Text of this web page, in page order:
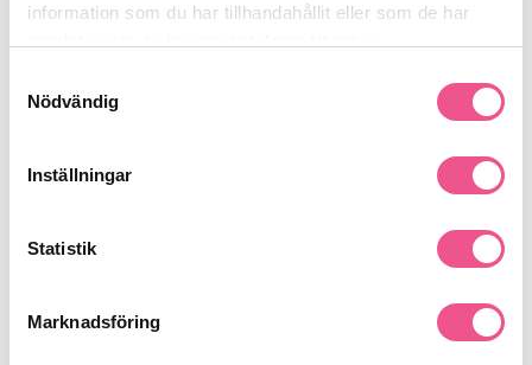
information som du har tillhandahållit eller som de har
Nödvändig
Inställningar
Statistik
Marknadsföring
Recensioner
Parfym Köp herrparfym